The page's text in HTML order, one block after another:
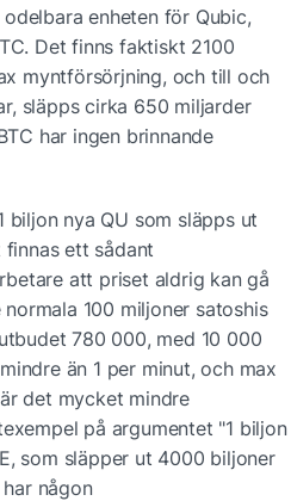
enheten för Qubic,
Det finns faktiskt 2100
myntförsörjning, och till och
släpps cirka 650 miljarder
har ingen brinnande
biljon nya QU som släpps ut
ett sådant
att priset aldrig kan gå
100 miljoner satoshis
780 000, med 10 000
än 1 per minut, och max
det mycket mindre
på argumentet "1 biljon
som släpper ut 4000 biljoner
någon